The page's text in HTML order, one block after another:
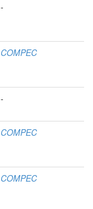
-
COMPEC
-
COMPEC
COMPEC